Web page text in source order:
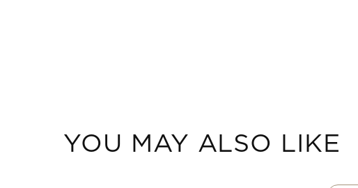
YOU MAY ALSO LIKE